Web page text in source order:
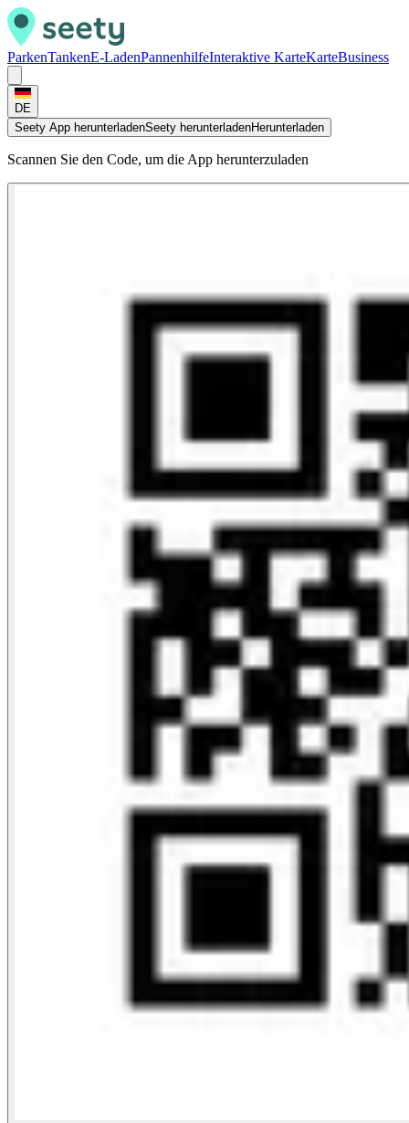
ParkenTankenE-LadenPannenhilfeInteraktive KarteKarteBusiness
DE
Seety App herunterladenSeety herunterladenHerunterladen
Scannen Sie den Code, um die App herunterzuladen